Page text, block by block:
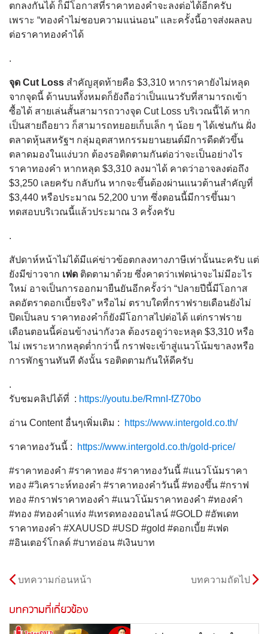
ตกลงกันได้ ก็มีโอกาสที่ราคาทองคำจะลงต่อได้อีกครับ
เพราะ “ทองคำไม่ชอบความแน่นอน” และครั้งนี้อาจส่งผลลบ
ต่อราคาทองคำได้
.
จุด Cut Loss สำคัญสุดท้ายคือ $3,310 หากราคายังไม่หลุด
จากจุดนี้ ด้านบนทั้งหมดก็ยังถือว่าเป็นแนวรับที่สามารถเข้า
ซื้อได้ สายเล่นสั้นสามารถวางจุด Cut Loss บริเวณนี้ได้ หาก
เป็นสายถือยาว ก็สามารถทยอยเก็บเล็ก ๆ น้อย ๆ ได้เช่นกัน ฝั่ง
ตลาดหุ้นสหรัฐฯ กลุ่มอุตสาหกรรมยานยนต์มีการดีดตัวขึ้น
ตลาดมองในแง่บวก ต้องรอติดตามกันต่อว่าจะเป็นอย่างไร
ราคาทองคำ หากหลุด $3,310 ลงมาได้ คาดว่าอาจลงต่อถึง
$3,250 เลยครับ กลับกัน หากจะขึ้นต้องผ่านแนวต้านสำคัญที่
$3,440 หรือประมาณ 52,200 บาท ซึ่งตอนนี้มีการขึ้นมา
ทดสอบบริเวณนี้แล้วประมาณ 3 ครั้งครับ
.
สัปดาห์หน้าไม่ได้มีแค่ข่าวข้อตกลงทางภาษีเท่านั้นนะครับ แต่
ยังมีข่าวจาก เฟด ติดตามาด้วย ซึ่งคาดว่าเฟดน่าจะไม่มีอะไร
ใหม่ อาจเป็นการออกมายืนยันอีกครั้งว่า “ปลายปีนี้มีโอกาส
ลดอัตราดอกเบี้ยจริง” หรือไม่ ตราบใดที่กราฟรายเดือนยังไม่
ปิดเป็นลบ ราคาทองคำก็ยังมีโอกาสไปต่อได้ แต่กราฟราย
เดือนตอนนี้ค่อนข้างน่ากังวล ต้องรอดูว่าจะหลุด $3,310 หรือ
ไม่ เพราะหากหลุดต่ำกว่านี้ กราฟจะเข้าสู่แนวโน้มขาลงหรือ
การพักฐานทันที ดังนั้น รอติดตามกันให้ดีครับ
.
รับชมคลิปได้ที่ : https://youtu.be/RmnI-fZ70bo
อ่าน Content อื่นๆเพิ่มเติม : https://www.intergold.co.th/
ราคาทองวันนี้ : https://www.intergold.co.th/gold-price/
#ราคาทองคำ #ราคาทอง #ราคาทองวันนี้ #แนวโน้มราคา
ทอง #วิเคราะห์ทองคำ #ราคาทองคำวันนี้ #ทองขึ้น #กราฟ
ทอง #กราฟราคาทองคำ #แนวโน้มราคาทองคำ #ทองคำ
#ทอง #ทองคำแท่ง #เทรดทองออนไลน์ #GOLD #อัพเดท
ราคาทองคำ #XAUUSD #USD #gold #ดอกเบี้ย #เฟด
#อินเตอร์โกลด์ #บาทอ่อน #เงินบาท
บทความก่อนหน้า บทความถัดไป
บทความที่เกี่ยวข้อง